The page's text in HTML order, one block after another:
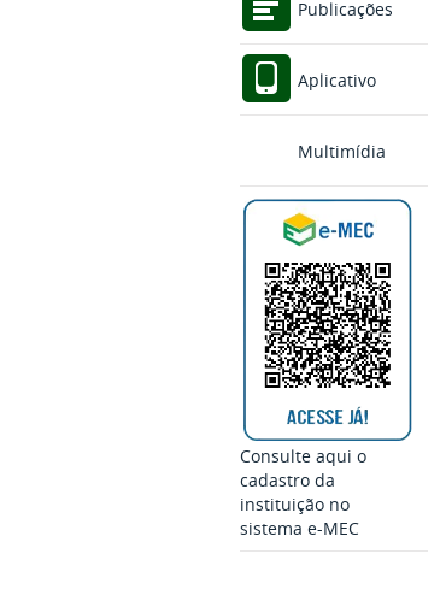
Publicações
Aplicativo
Multimídia
Consulte aqui o
cadastro da
instituição no
sistema e-MEC